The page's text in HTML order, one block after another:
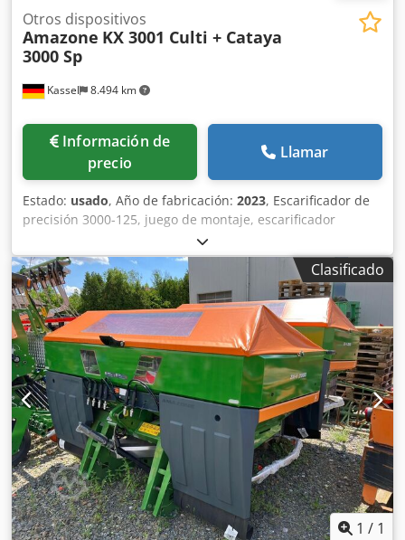
Kassel 8.494 km
Otros dispositivos
Amazone KX 3001 Culti + Cataya
3000 Sp
Información de
precio
Llamar
Estado: usado, Año de fabricación: 2023, Escarificador de
precisión 3000-125, juego de montaje, escarificador
ajustable. Marcador de surcos adicional / electrónico 3000
AmaDrill 2 para Cataya. Sensor de radar / internacional.
Sensor analógico de posición de trabajo. Conmutación
electrónica de rodadas / válvula de control y rodado
hidráulico. Dkedstgpggopfx Acher
Clasificado
1 / 1